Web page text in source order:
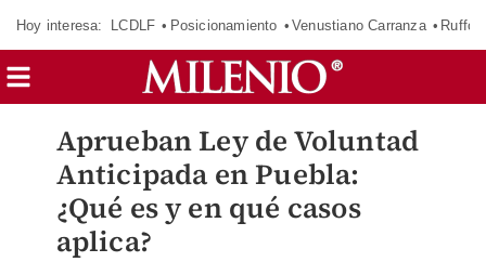
Hoy interesa: LCDLF Posicionamiento Venustiano Carranza Ruffo
Aprueban Ley de Voluntad
Anticipada en Puebla:
¿Qué es y en qué casos
aplica?